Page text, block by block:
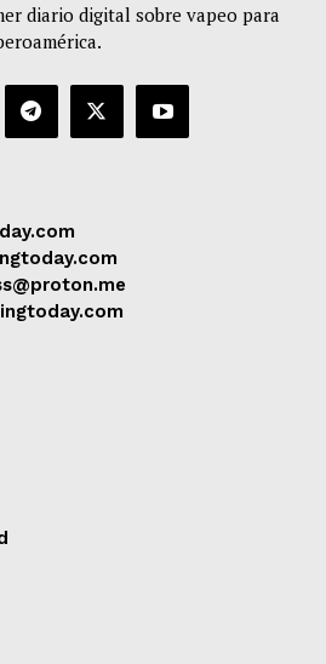
diario digital sobre vapeo para